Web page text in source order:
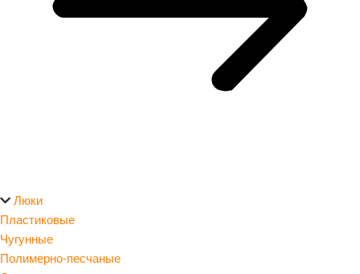
Люки
Пластиковые
Чугунные
Полимерно-песчаные